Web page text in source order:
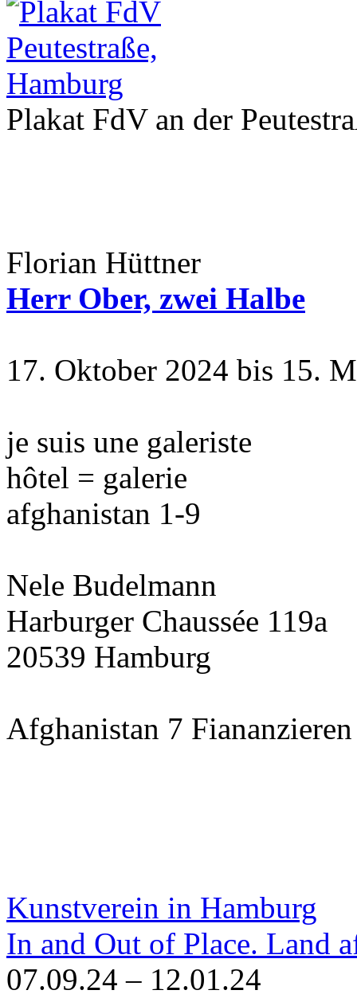
Plakat FdV an der
Florian Hüttner
Herr Ober, zwei Halbe
17. Oktober 2024 bis 15.
je suis une galeriste
hôtel = galerie
afghanistan 1-9
Nele Budelmann
Harburger Chaussée 119a
20539 Hamburg
Afghanistan 7 Fiananzieren
Kunstverein in Hamburg
In and Out of Place. Land
07.09.24 – 12.01.24